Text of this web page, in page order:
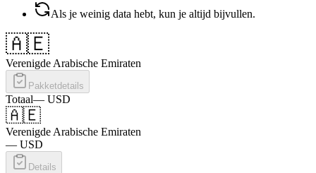
Als je weinig data hebt, kun je altijd bijvullen.
🇦🇪
Verenigde Arabische Emiraten
Pakketdetails
Totaal— USD
🇦🇪
Verenigde Arabische Emiraten
— USD
Details